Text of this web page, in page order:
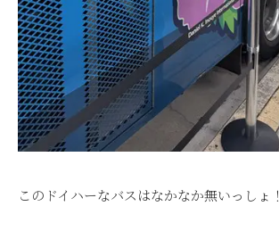
このドイハーなバスはなかなか無いっしょ！